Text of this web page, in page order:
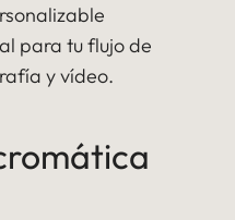
para tu flujo de
y vídeo.